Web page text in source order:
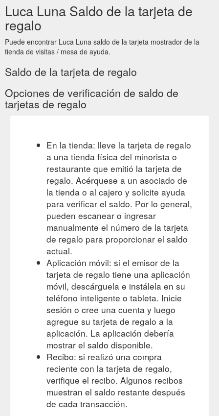
https://lucaluna.com.au/products/florist-choice
Flowers · Bath
and Body · Candles and Incense · Baby · Gift Cards ·
Jewellery · Cards & Chocolates · Fragrances and Body Oils ·
Gardening and Plant Care.
Posie - YEN: PINE / CEDAR LEAF / CITRUS SMALL AMBER ...
Flowers · Bath and Body · Candles and Incense · Baby · Gift
Cards · Jewellery · Cards & Chocolates · Fragrances and Body
Oils · Gardening and Plant Care.
https://lucaluna.com.au/products/posie-yen-pine-cedar-leaf-
Luca Luna Saldo de la tarjeta de
regalo
Puede encontrar Luca Luna saldo de la tarjeta mostrador de la
tienda de visitas / mesa de ayuda.
Saldo de la tarjeta de regalo
Opciones de verificación de saldo de
tarjetas de regalo
En la tienda: lleve la tarjeta de regalo
a una tienda física del minorista o
restaurante que emitió la tarjeta de
regalo. Acérquese a un asociado de
la tienda o al cajero y solicite ayuda
para verificar el saldo. Por lo general,
pueden escanear o ingresar
manualmente el número de la tarjeta
de regalo para proporcionar el saldo
actual.
Aplicación móvil: si el emisor de la
tarjeta de regalo tiene una aplicación
móvil, descárguela e instálela en su
teléfono inteligente o tableta. Inicie
sesión o cree una cuenta y luego
agregue su tarjeta de regalo a la
aplicación. La aplicación debería
mostrar el saldo disponible.
Recibo: si realizó una compra
reciente con la tarjeta de regalo,
verifique el recibo. Algunos recibos
muestran el saldo restante después
de cada transacción.